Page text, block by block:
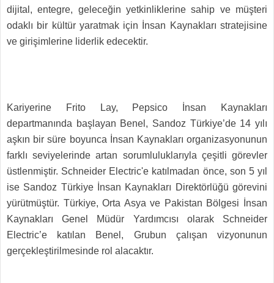
dijital, entegre, geleceğin yetkinliklerine sahip ve müşteri
odaklı bir kültür yaratmak için İnsan Kaynakları stratejisine
ve girişimlerine liderlik edecektir.
Kariyerine Frito Lay, Pepsico İnsan Kaynakları
departmanında başlayan Benel, Sandoz Türkiye’de 14 yılı
aşkın bir süre boyunca İnsan Kaynakları organizasyonunun
farklı seviyelerinde artan sorumluluklarıyla çeşitli görevler
üstlenmiştir. Schneider Electric'e katılmadan önce, son 5 yıl
ise Sandoz Türkiye İnsan Kaynakları Direktörlüğü görevini
yürütmüştür. Türkiye, Orta Asya ve Pakistan Bölgesi İnsan
Kaynakları Genel Müdür Yardımcısı olarak Schneider
Electric’e katılan Benel, Grubun çalışan vizyonunun
gerçekleştirilmesinde rol alacaktır.